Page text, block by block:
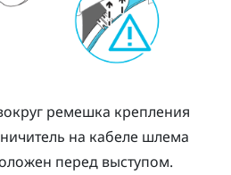
ремешка крепления
на кабеле шлема
перед выступом.